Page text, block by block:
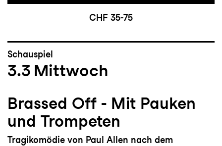
CHF 35-75
Schauspiel
3.3 Mittwoch
Brassed Off - Mit Pauken
und Trompeten
Tragikomödie von Paul Allen nach dem